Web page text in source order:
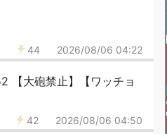
44 2026/08/06 04:22
【大砲禁止】【ワッチョ
42 2026/08/06 04:50